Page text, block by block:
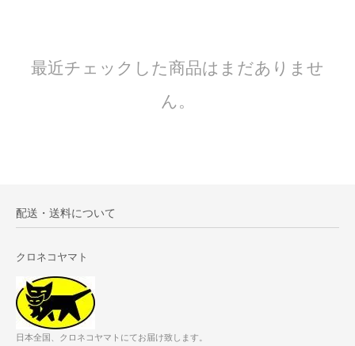
最近チェックした商品はまだありませ
ん。
配送・送料について
クロネコヤマト
日本全国、クロネコヤマトにてお届け致します。